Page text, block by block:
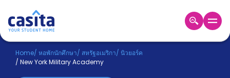
Home TH USD
เข้าสู่
Home/ หอพักนักศึกษา/ สหรัฐอเมริกา/ นิวยอร์ค
/ New York Military Academy